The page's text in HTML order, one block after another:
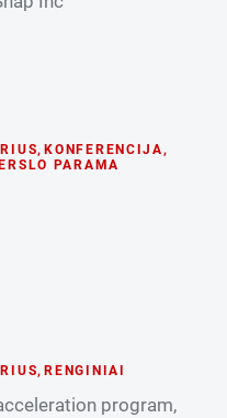
, KONFERENCIJA,
PARAMA
, RENGINIAI
program,